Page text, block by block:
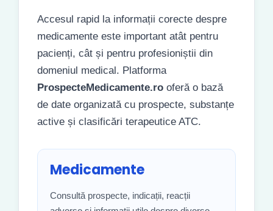
Accesul rapid la informații corecte despre
medicamente este important atât pentru
pacienți, cât și pentru profesioniștii din
domeniul medical. Platforma
ProspecteMedicamente.ro oferă o bază
de date organizată cu prospecte, substanțe
active și clasificări terapeutice ATC.
Medicamente
Consultă prospecte, indicații, reacții